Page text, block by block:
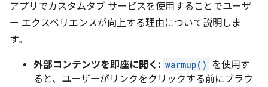
アプリでカスタムタブ サービスを使用することでユーザ
ー エクスペリエンスが向上する理由について説明しま
す。
外部コンテンツを即座に開く: warmup() を使用す
ると、ユーザーがリンクをクリックする前にブラウ